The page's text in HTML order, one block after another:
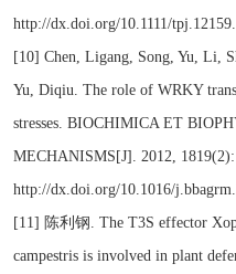
http://dx.doi.org/10.1111/tpj.12159.
[10] Chen, Ligang, Song, Yu, Li,
Yu, Diqiu. The role of WRKY
stresses. BIOCHIMICA ET
MECHANISMS[J]. 2012,
http://dx.doi.org/10.1016/
[11] 陈利钢. The T3S effector
campestris is involved in plant